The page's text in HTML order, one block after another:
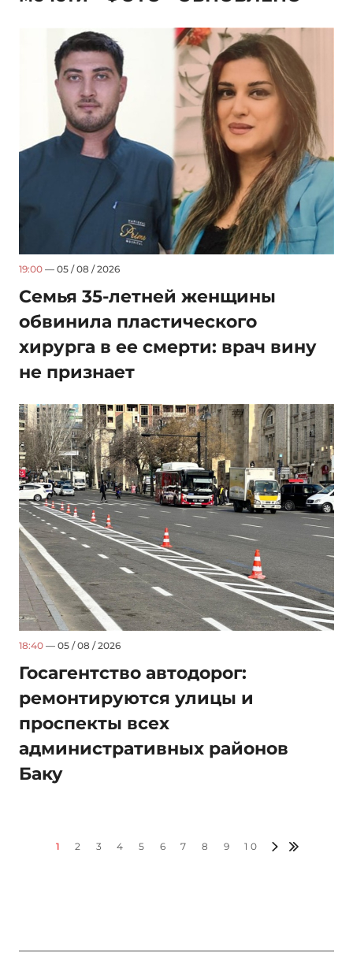
19:00 — 05 / 08 / 2026
Семья 35-летней женщины
обвинила пластического
хирурга в ее смерти: врач вину
не признает
18:40 — 05 / 08 / 2026
Госагентство автодорог:
ремонтируются улицы и
проспекты всех
административных районов
Баку
1 2 3 4 5 6 7 8 9 10